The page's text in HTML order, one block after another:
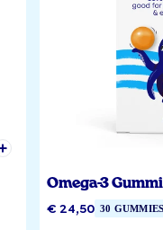
Omega-3
€ 24,50 30